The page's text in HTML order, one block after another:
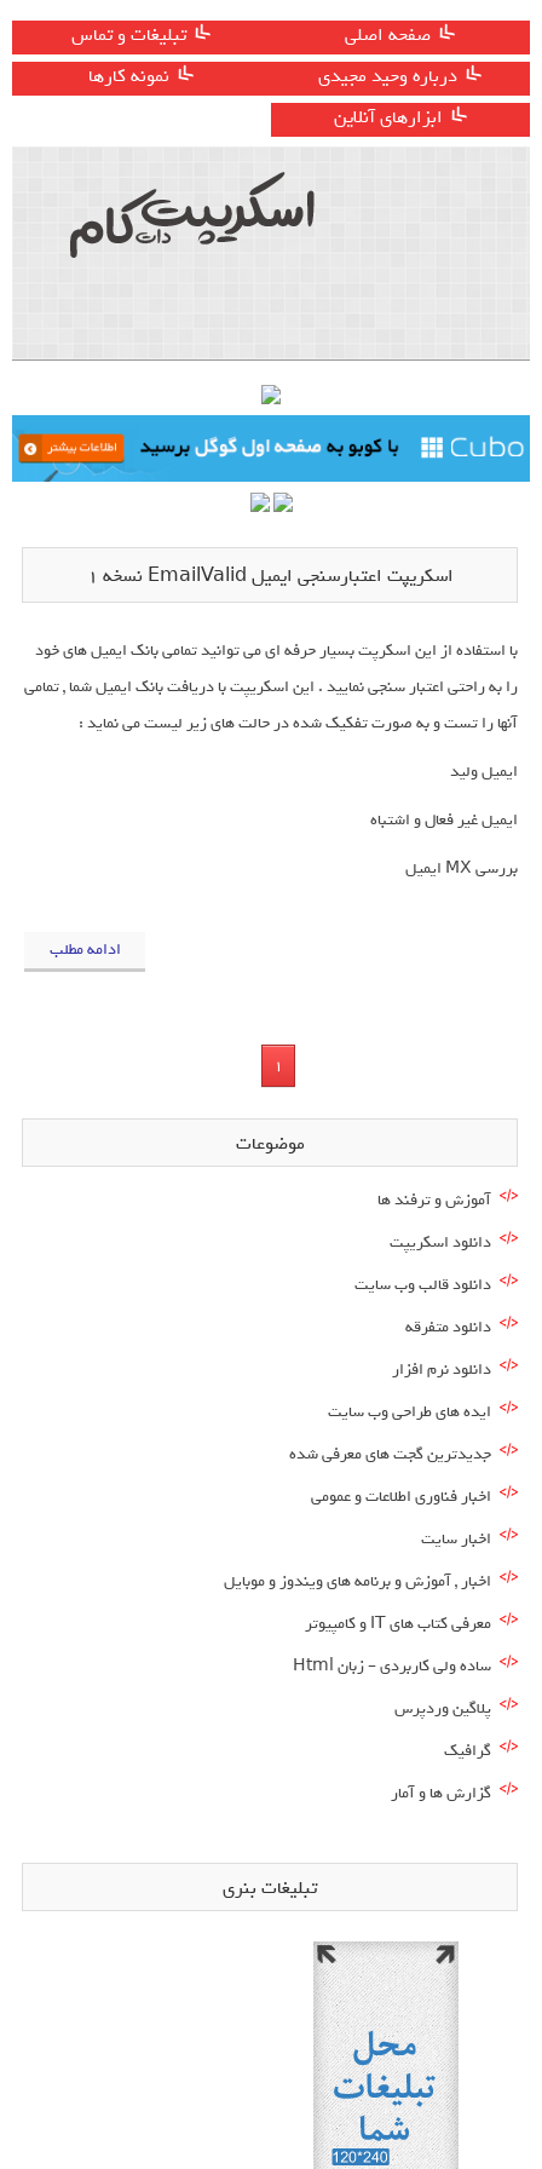
صفحه اصلی
تبلیغات و تماس
درباره وحید مجیدی
نمونه کارها
ابزارهای آنلاین
اسکریپت اعتبارسنجی ایمیل EmailValid نسخه 1
با استفاده از این اسکرپت بسیار حرفه ای می توانید تمامی بانک ایمیل های خود
را به راحتی اعتبار سنجی نمایید . این اسکریپت با دریافت بانک ایمیل شما , تمامی
آنها را تست و به صورت تفکیک شده در حالت های زیر لیست می نماید :
ایمیل ولید
ایمیل غیر فعال و اشتباه
بررسی MX ایمیل
ادامه مطلب
1
موضوعات
آموزش و ترفند ها
دانلود اسکریپت
دانلود قالب وب سایت
دانلود متفرقه
دانلود نرم افزار
ایده های طراحی وب سایت
جدیدترین گجت های معرفی شده
اخبار فناوری اطلاعات و عمومی
اخبار سایت
اخبار , آموزش و برنامه های ویندوز و موبایل
معرفی کتاب های IT و کامپیوتر
ساده ولی کاربردی – زبان Html
پلاگین وردپرس
گرافیک
گزارش ها و آمار
تبلیغات بنری